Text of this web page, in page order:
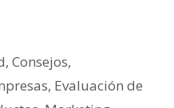
,Consejos,
, Evaluación de